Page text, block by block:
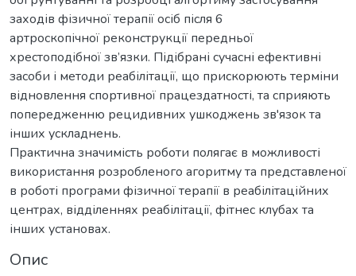
заходів фізичної терапії осіб після 6
артроскопічної реконструкції передньої
хрестоподібної зв’язки. Підібрані сучасні ефективні
засоби і методи реабілітації, що прискорюють терміни
відновлення спортивної працездатності, та сприяють
попередженню рецидивних ушкоджень зв'язок та
інших ускладнень.
Практична значимість роботи полягає в можливості
використання розробленого агоритму та представленої
в роботі програми фізичної терапії в реабілітаційних
центрах, відділеннях реабілітації, фітнес клубах та
інших установах.
Опис